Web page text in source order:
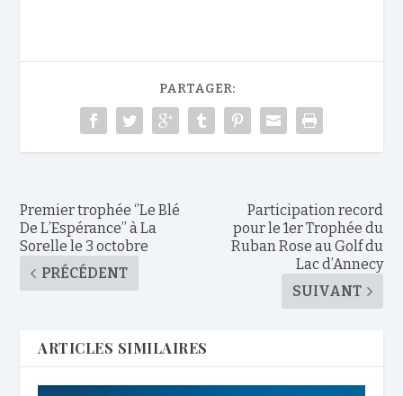
PARTAGER:
Premier trophée ‘’Le Blé
De L’Espérance’’ à La
Sorelle le 3 octobre
PRÉCÉDENT
Participation record
pour le 1er Trophée du
Ruban Rose au Golf du
Lac d’Annecy
SUIVANT
ARTICLES SIMILAIRES